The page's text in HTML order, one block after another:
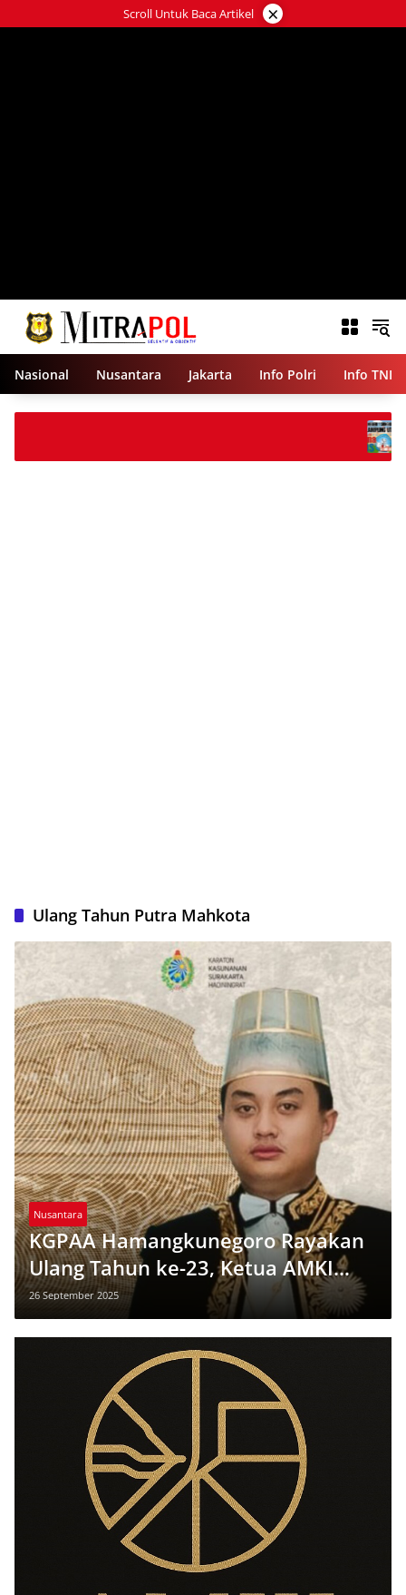
ke
Scroll Untuk Baca Artikel ×
Nasional Nusantara Jakarta Info Polri Info TNI
Pengelolaan 759 Jt Dana
Sungkai Tengah
Ulang Tahun Putra Mahkota
Nusantara
KGPAA Hamangkunegoro Rayakan
Ulang Tahun ke-23, Ketua AMKI
Jateng Sebut Sosok “Mas Jawa
Premium”
26 September 2025